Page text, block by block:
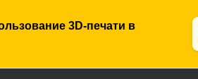
3D-печати в